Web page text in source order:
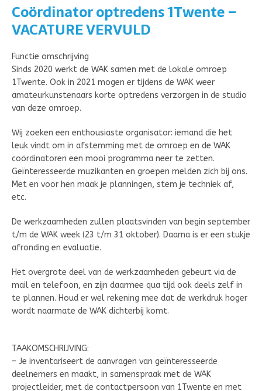
Coördinator optredens 1Twente–
VACATURE VERVULD
Functie omschrijving
Sinds 2020 werkt de WAK samen met de lokale omroep
1Twente. Ook in 2021 mogen er tijdens de WAK weer
amateurkunstenaars korte optredens verzorgen in de studio
van deze omroep.
Wij zoeken een enthousiaste organisator: iemand die het
leuk vindt om in afstemming met de omroep en de WAK
coördinatoren een mooi programma neer te zetten.
Geïnteresseerde muzikanten en groepen melden zich bij ons.
Met en voor hen maak je planningen, stem je techniek af,
etc.
De werkzaamheden zullen plaatsvinden van begin september
t/m de WAK week (23 t/m 31 oktober). Daarna is er een stukje
afronding en evaluatie.
Het overgrote deel van de werkzaamheden gebeurt via de
mail en telefoon, en zijn daarmee qua tijd ook deels zelf in
te plannen. Houd er wel rekening mee dat de werkdruk hoger
wordt naarmate de WAK dichterbij komt.
TAAKOMSCHRIJVING:
– Je inventariseert de aanvragen van geïnteresseerde
deelnemers en maakt, in samenspraak met de WAK
projectleider, met de contactpersoon van 1Twente en met